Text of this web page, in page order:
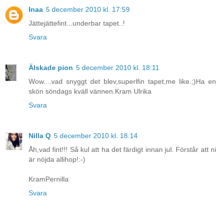
Inaa 5 december 2010 kl. 17:59
Jättejättefint...underbar tapet..!
Svara
Älskade pion 5 december 2010 kl. 18:11
Wow....vad snyggt det blev,superlfin tapet,me like.;)Ha en
skön söndags kväll vännen.Kram Ulrika
Svara
Nilla Q 5 december 2010 kl. 18:14
Åh,vad fint!!! Så kul att ha det färdigt innan jul. Förstår att ni
är nöjda allihop!:-)
KramPernilla
Svara